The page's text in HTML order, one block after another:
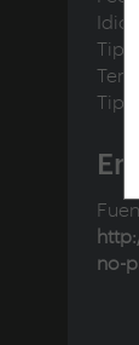
Tipo
Tipo
no-